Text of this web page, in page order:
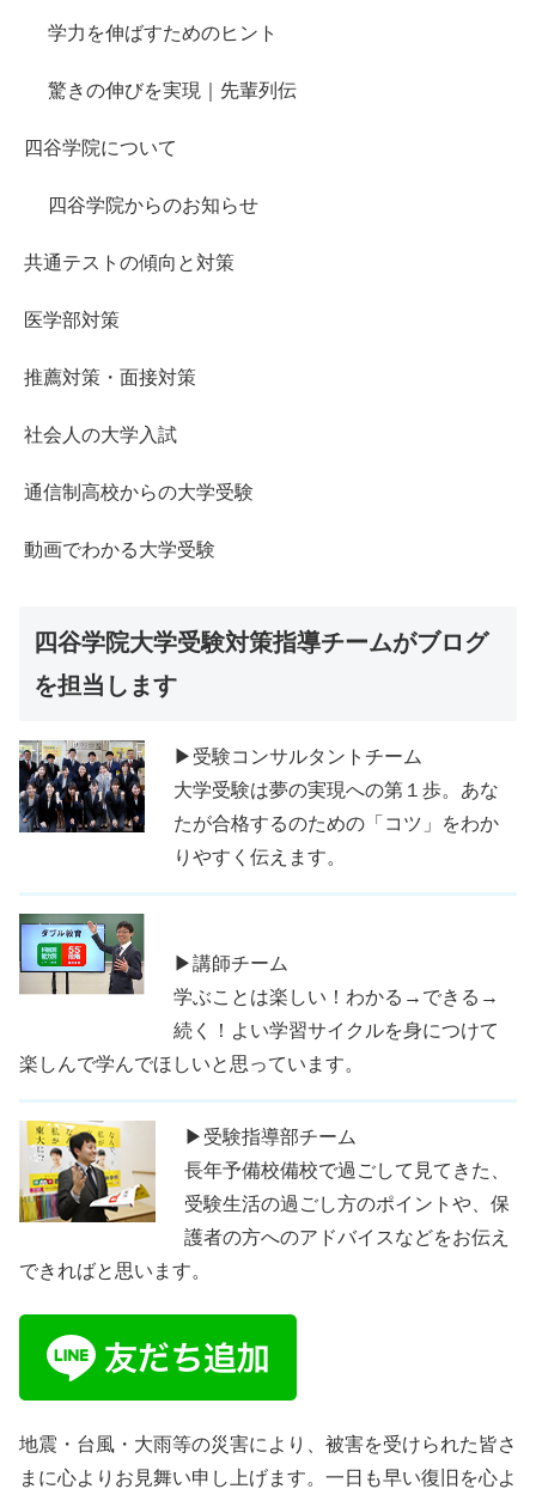
学力を伸ばすためのヒント
驚きの伸びを実現｜先輩列伝
四谷学院について
四谷学院からのお知らせ
共通テストの傾向と対策
医学部対策
推薦対策・面接対策
社会人の大学入試
通信制高校からの大学受験
動画でわかる大学受験
四谷学院大学受験対策指導チームがブログ
を担当します
▶受験コンサルタントチーム
大学受験は夢の実現への第１歩。あな
たが合格するのための「コツ」をわか
りやすく伝えます。
▶講師チーム
学ぶことは楽しい！わかる→できる→
続く！よい学習サイクルを身につけて
楽しんで学んでほしいと思っています。
▶受験指導部チーム
長年予備校備校で過ごして見てきた、
受験生活の過ごし方のポイントや、保
護者の方へのアドバイスなどをお伝え
できればと思います。
地震・台風・大雨等の災害により、被害を受けられた皆さ
まに心よりお見舞い申し上げます。一日も早い復旧を心よ